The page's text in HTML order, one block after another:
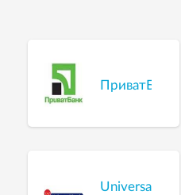
ПриватБанк
Universal